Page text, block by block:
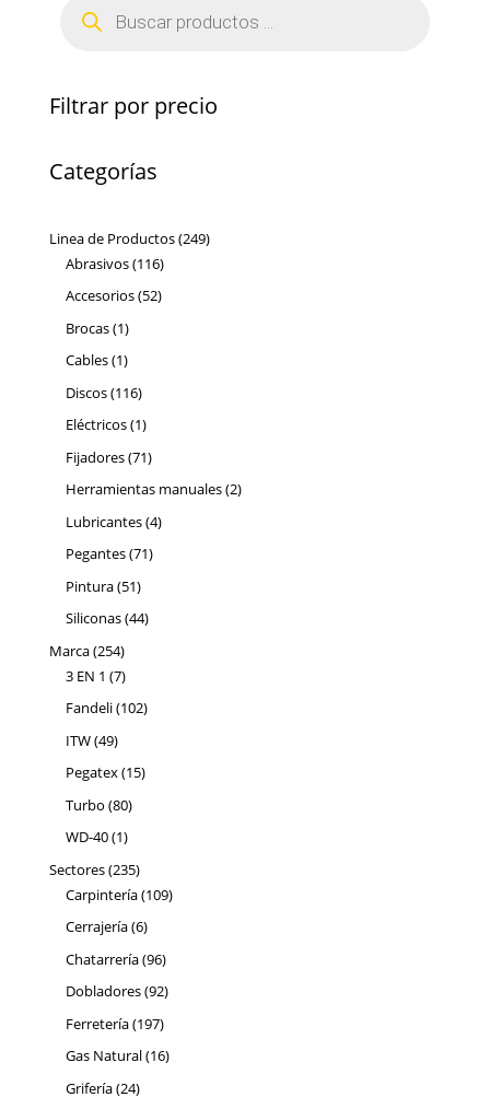
productos
Filtrar por precio
Categorías
Linea de Productos 249249
Abrasivos 116116
productos
Accesorios 5252
Brocas 11
producto
Cables 11
producto
Discos 116116
productos
Eléctricos 11
producto
Fijadores 7171
productos
Herramientas manuales 22
Lubricantes 44
Pegantes 7171
Pintura 5151
productos
Siliconas 4444
Marca 254254
productos
3 EN 1 77
productos
Fandeli 102102
ITW 4949
productos
Pegatex 1515
Turbo 8080
productos
WD-40 11
producto
Sectores 235235
productos
Carpintería 109109
Cerrajería 66
productos
Chatarrería 9696
productos
Dobladores 9292
Ferretería 197197
productos
Gas Natural 1616
Grifería 2424